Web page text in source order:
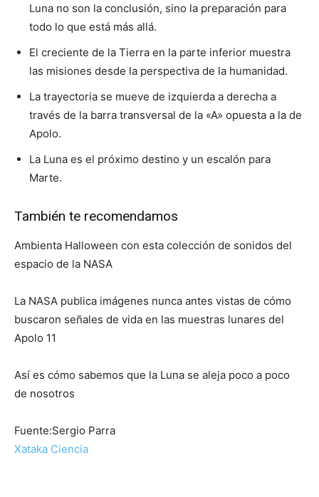
Luna no son la conclusión, sino la preparación para
todo lo que está más allá.
El creciente de la Tierra en la parte inferior muestra
las misiones desde la perspectiva de la humanidad.
La trayectoria se mueve de izquierda a derecha a
través de la barra transversal de la «A» opuesta a la de
Apolo.
La Luna es el próximo destino y un escalón para
Marte.
También te recomendamos
Ambienta Halloween con esta colección de sonidos del
espacio de la NASA
La NASA publica imágenes nunca antes vistas de cómo
buscaron señales de vida en las muestras lunares del
Apolo 11
Así es cómo sabemos que la Luna se aleja poco a poco
de nosotros
Fuente:Sergio Parra
Xataka Ciencia